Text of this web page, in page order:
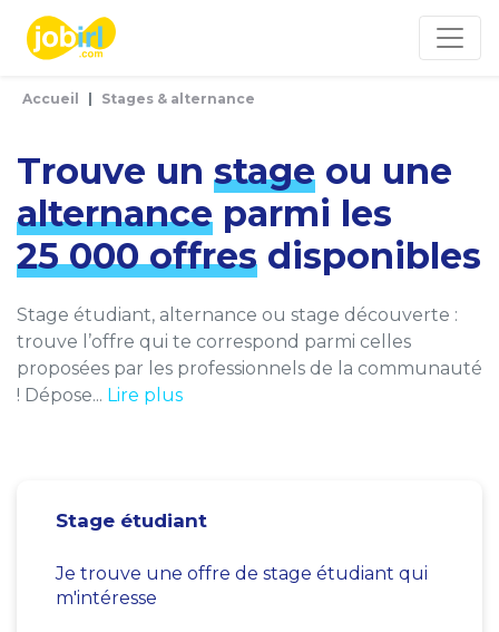
Accueil Stages & alternance
Trouve un stage ou une
alternance parmi les
25 000 offres disponibles
Stage étudiant, alternance ou stage découverte :
trouve l’offre qui te correspond parmi celles
proposées par les professionnels de la communauté
! Dépose... Lire plus
Stage étudiant
Je trouve une offre de stage étudiant qui
m'intéresse
Panneau de gestion des cookies